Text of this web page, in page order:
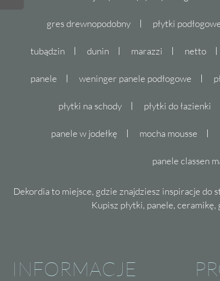
gres drewnopodobny płytki
tubądzin dunin marazzi netto
panele weninger panele podłogowe
płytki na schody płytki do łazienki
panele w jodełkę mocha mousse
panele classen
Dekordia to miejsce, gdzie znajdziesz inspiracje do
Kupisz płytki, panele,
INFORMACJE